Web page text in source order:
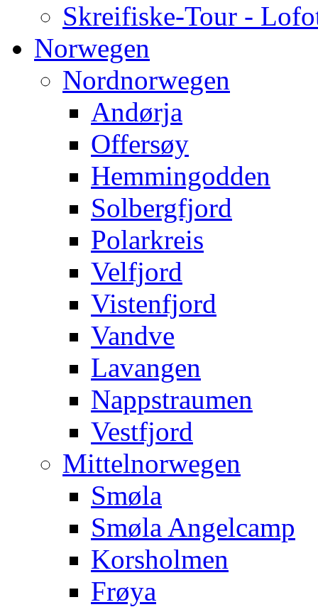
Skreifiske-Tour -
Norwegen
Nordnorwegen
Andørja
Offersøy
Hemmingodden
Solbergfjord
Polarkreis
Velfjord
Vistenfjord
Vandve
Lavangen
Nappstraumen
Vestfjord
Mittelnorwegen
Smøla
Smøla Angelcamp
Korsholmen
Frøya